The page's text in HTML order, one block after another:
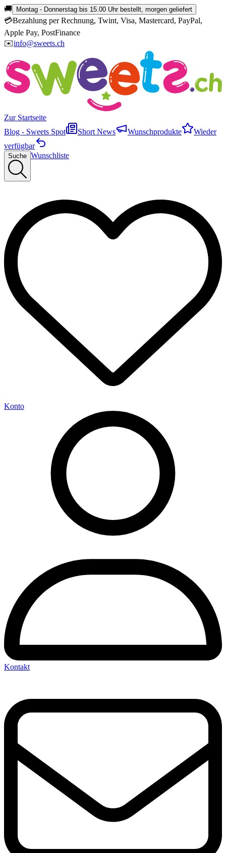
🚚 Montag - Donnerstag bis 15.00 Uhr bestellt, morgen geliefert
💳Bezahlung per Rechnung, Twint, Visa, Mastercard, PayPal,
Apple Pay, PostFinance
✉️info@sweets.ch
Zur Startseite
Blog - Sweets Spot
Short News Wunschprodukte
Wieder
verfügbar
Suche Wunschliste
Konto
Kontakt